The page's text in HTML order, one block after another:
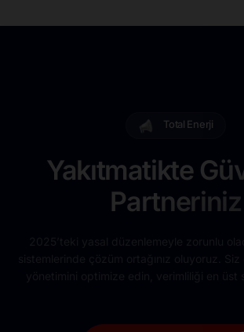
Total Enerji
Yakıtmatikte
Partneriniz